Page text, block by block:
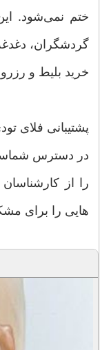
ختم نمی‌شود.
گردشگران،
خرید بلیط و
در دسترس
را از
هایی را برای